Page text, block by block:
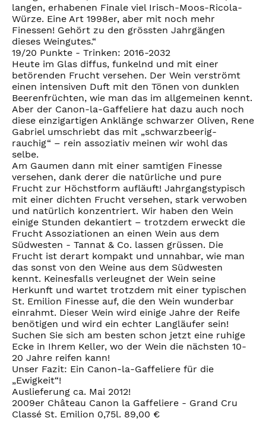
langen, erhabenen Finale viel Irisch-Moos-Ricola-
Würze. Eine Art 1998er, aber mit noch mehr
Finessen! Gehört zu den grössten Jahrgängen
dieses Weingutes.“
19/20 Punkte - Trinken: 2016-2032
Heute im Glas diffus, funkelnd und mit einer
betörenden Frucht versehen. Der Wein verströmt
einen intensiven Duft mit den Tönen von dunklen
Beerenfrüchten, wie man das im allgemeinen kennt.
Aber der Canon-la-Gaffeliere hat dazu auch noch
diese einzigartigen Anklänge schwarzer Oliven, Rene
Gabriel umschriebt das mit „schwarzbeerig-
rauchig“ – rein assoziativ meinen wir wohl das
selbe.
Am Gaumen dann mit einer samtigen Finesse
versehen, dank derer die natürliche und pure
Frucht zur Höchstform aufläuft! Jahrgangstypisch
mit einer dichten Frucht versehen, stark verwoben
und natürlich konzentriert. Wir haben den Wein
einige Stunden dekantiert – trotzdem erweckt die
Frucht Assoziationen an einen Wein aus dem
Südwesten - Tannat & Co. lassen grüssen. Die
Frucht ist derart kompakt und unnahbar, wie man
das sonst von den Weine aus dem Südwesten
kennt. Keinesfalls verleugnet der Wein seine
Herkunft und wartet trotzdem mit einer typischen
St. Emilion Finesse auf, die den Wein wunderbar
einrahmt. Dieser Wein wird einige Jahre der Reife
benötigen und wird ein echter Langläufer sein!
Suchen Sie sich am besten schon jetzt eine ruhige
Ecke in Ihrem Keller, wo der Wein die nächsten 10-
20 Jahre reifen kann!
Unser Fazit: Ein Canon-la-Gaffeliere für die
„Ewigkeit“!
Auslieferung ca. Mai 2012!
2009er Château Canon la Gaffeliere - Grand Cru
Classé St. Emilion 0,75l. 89,00 €